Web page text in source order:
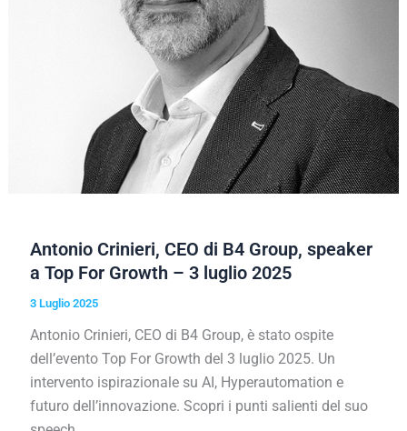
Antonio Crinieri, CEO di B4 Group, speaker
a Top For Growth – 3 luglio 2025
3 Luglio 2025
Antonio Crinieri, CEO di B4 Group, è stato ospite
dell’evento Top For Growth del 3 luglio 2025. Un
intervento ispirazionale su AI, Hyperautomation e
futuro dell’innovazione. Scopri i punti salienti del suo